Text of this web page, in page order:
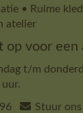
• Ruime
atelier
op voor een
t/m
Stuur